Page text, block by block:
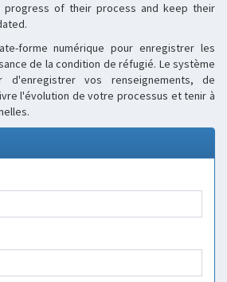
progress of their process and keep their
forme numérique pour enregistrer les
de la condition de réfugié. Le système
d'enregistrer vos renseignements, de
l'évolution de votre processus et tenir à